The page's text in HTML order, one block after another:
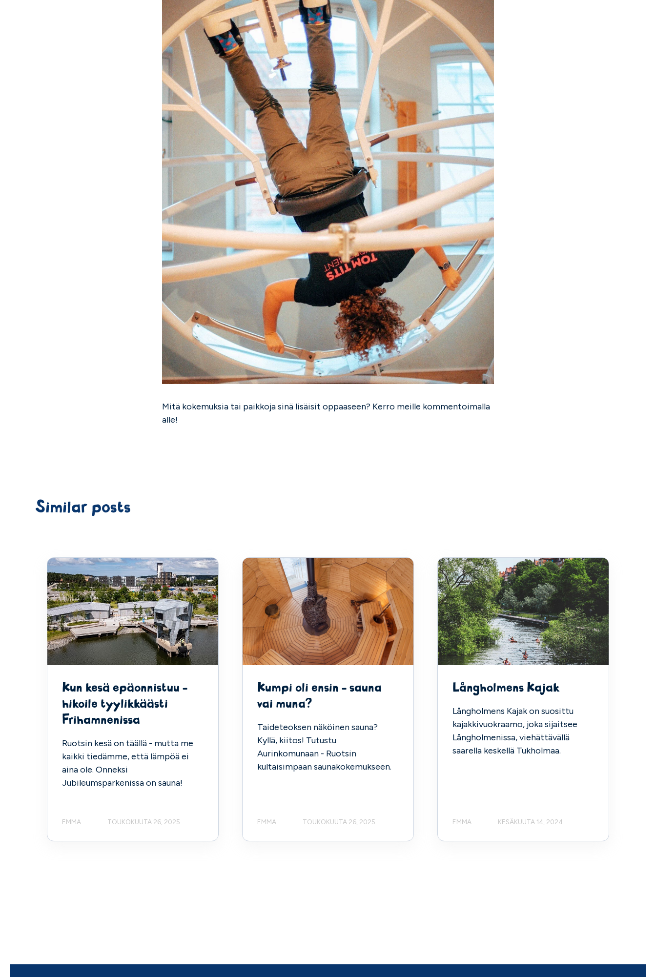
Mitä kokemuksia tai paikkoja sinä lisäisit oppaaseen? Kerro meille kommentoimalla
alle!
Similar posts
Kun kesä epäonnistuu -
hikoile tyylikkäästi
Frihamnenissa
Ruotsin kesä on täällä - mutta me
kaikki tiedämme, että lämpöä ei
aina ole. Onneksi
Jubileumsparkenissa on sauna!
EMMA TOUKOKUUTA 26, 2025
Kumpi oli ensin - sauna
vai muna?
Taideteoksen näköinen sauna?
Kyllä, kiitos! Tutustu
Aurinkomunaan - Ruotsin
kultaisimpaan saunakokemukseen.
EMMA TOUKOKUUTA 26, 2025
Långholmens Kajak
Långholmens Kajak on suosittu
kajakkivuokraamo, joka sijaitsee
Långholmenissa, viehättävällä
saarella keskellä Tukholmaa.
EMMA KESÄKUUTA 14, 2024